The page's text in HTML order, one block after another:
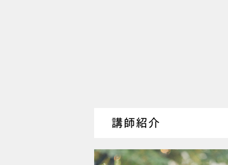
講師紹介